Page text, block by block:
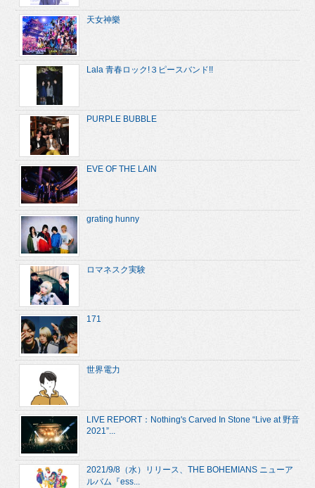
天女神樂
Lala 青春ロック!３ピースバンド!!
PURPLE BUBBLE
EVE OF THE LAIN
grating hunny
ロマネスク実験
171
世界電力
LIVE REPORT：Nothing's Carved In Stone “Live at 野音
2021”...
2021/9/8（水）リリース、THE BOHEMIANS ニューア
ルバム『ess...